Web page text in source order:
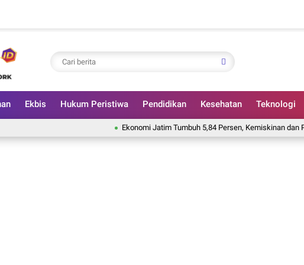
Ekbis Hukum Peristiwa Pendidikan Kesehatan Teknologi
Ekonomi Jatim Tumbuh 5,84 Persen, Kemiskinan dan